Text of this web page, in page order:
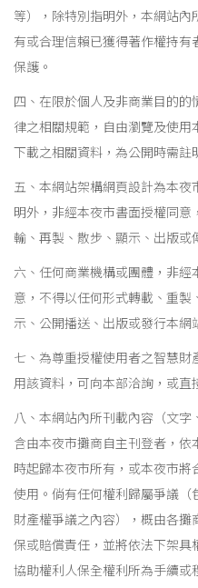
等），除特別指明外，本網站
有或合理信賴已獲得著作權持
保護。
四、在限於個人及非商業目的
律之相關規範，自由瀏覽及使
下載之相關資料，為公開時需註
五、本網站架構網頁設計為本
明外，非經本夜市書面授權同
輸、再製、散步、顯示、出版或
六、任何商業機構或團體，非
意，不得以任何形式轉載、重
示、公開播送、出版或發行本網
七、為尊重授權使用者之智慧
用該資料，可向本部洽詢，或直
八、本網站內所刊載內容（文
含由本夜市攤商自主刊登者，
時起歸本夜市所有，或本夜市
使用。倘有任何權利歸屬爭議
財產權爭議之內容），概由各
保或賠償責任，並將依法下架具
協助權利人保全權利所為手續或